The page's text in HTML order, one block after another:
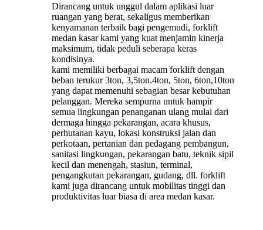
Dirancang untuk unggul dalam aplikasi luar
ruangan yang berat, sekaligus memberikan
kenyamanan terbaik bagi pengemudi, forklift
medan kasar kami yang kuat menjamin kinerja
maksimum, tidak peduli seberapa keras
kondisinya.
kami memiliki berbagai macam forklift dengan
beban terukur 3ton, 3,5ton.4ton, 5ton, 6ton,10ton
yang dapat memenuhi sebagian besar kebutuhan
pelanggan. Mereka sempurna untuk hampir
semua lingkungan penanganan ulang mulai dari
dermaga hingga pekarangan, acara khusus,
perhutanan kayu, lokasi konstruksi jalan dan
perkotaan, pertanian dan pedagang pembangun,
sanitasi lingkungan, pekarangan batu, teknik sipil
kecil dan menengah, stasiun, terminal,
pengangkutan pekarangan, gudang, dll. forklift
kami juga dirancang untuk mobilitas tinggi dan
produktivitas luar biasa di area medan kasar.